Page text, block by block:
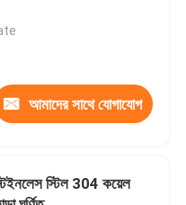
আমাদের সাথে যোগাযোগ
স্টিল 304 কয়েল